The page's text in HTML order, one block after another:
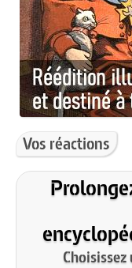
Vos réactions